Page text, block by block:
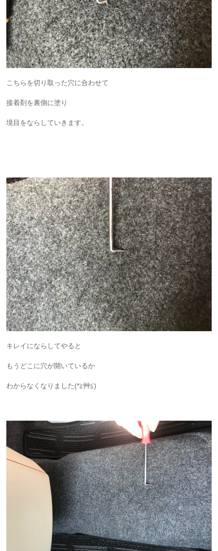
こちらを切り取った穴に合わせて
接着剤を裏側に塗り
境目をならしていきます。
キレイにならしてやると
もうどこに穴が開いているか
わからなくなりました(*≧艸≦)